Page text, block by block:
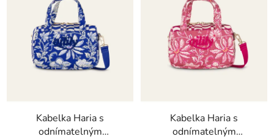
Kabelka Haria s
odnímatelným
Kabelka Haria s
odnímatelným